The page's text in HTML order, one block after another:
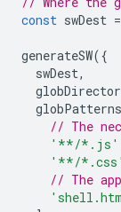
const swDest =
generateSW({
swDest,
globPatterns
// The
'**/*.js'
'**/*.css'
// The